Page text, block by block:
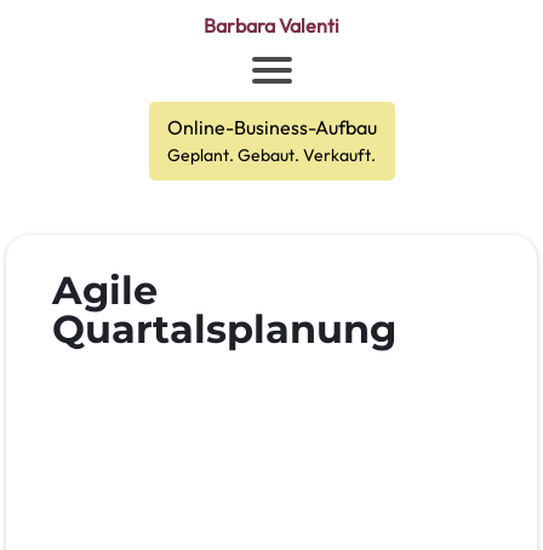
Barbara Valenti
Online-Business-Aufbau
Geplant. Gebaut. Verkauft.
Agile
Quartalsplanung